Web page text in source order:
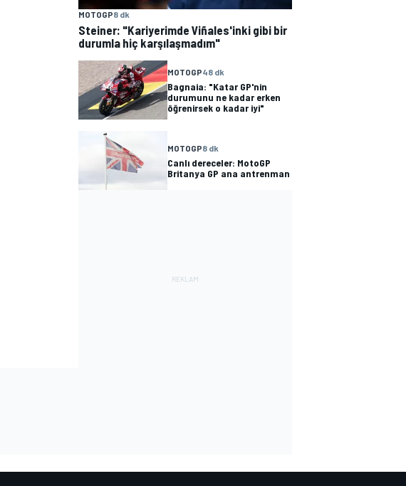
MOTOGP8 dk
Steiner: "Kariyerimde Viñales'inki gibi bir
durumla hiç karşılaşmadım"
MOTOGP48 dk
Bagnaia: "Katar GP'nin
durumunu ne kadar erken
öğrenirsek o kadar iyi"
MOTOGP8 dk
Canlı dereceler: MotoGP
Britanya GP ana antrenman